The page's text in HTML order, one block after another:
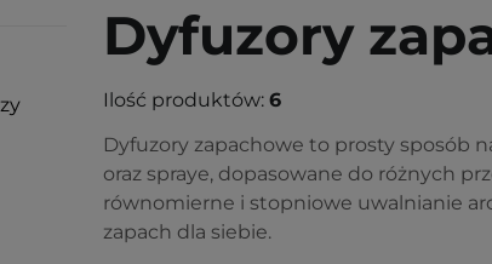
Dyfuzory
Ilość produktów: 6
Dyfuzory zapachowe to prosty sposób
oraz spraye, dopasowane do różnych
równomierne i stopniowe uwalnianie
zapach dla siebie.